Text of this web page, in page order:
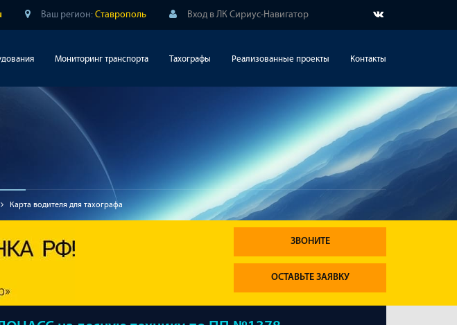
Ваш регион: Ставрополь Вход в ЛК Сириус-Навигатор
Мониторинг транспорта Тахографы Реализованные проекты Контакты
Карта водителя для тахографа
ЗВОНИТЕ
ОСТАВЬТЕ ЗАЯВКУ